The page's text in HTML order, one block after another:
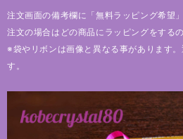
注文画面の備考欄に「無料ラッピング希望
注文の場合はどの商品にラッピングをする
※袋やリボンは画像と異なる事があります
す。